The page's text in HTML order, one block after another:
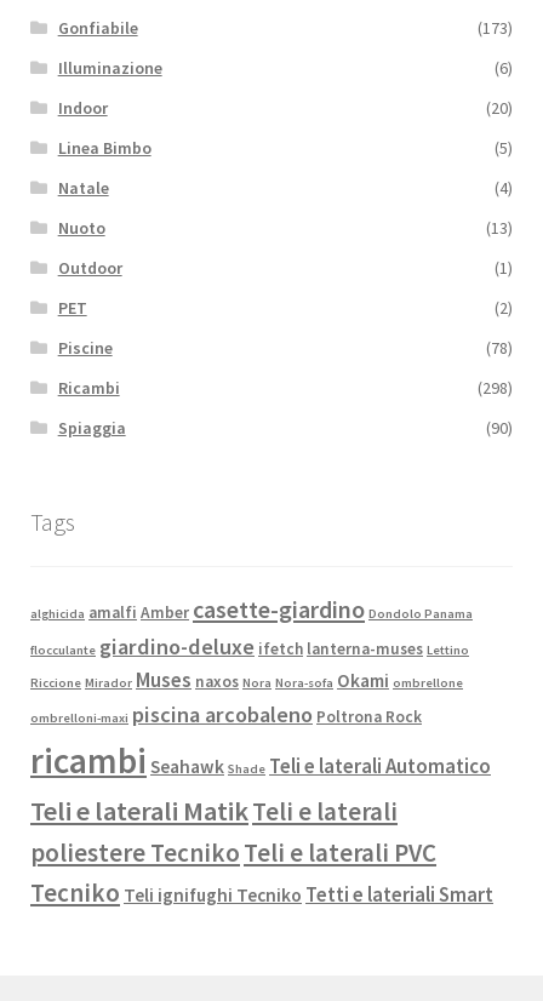
Gonfiabile
(173)
Illuminazione
(6)
Indoor
(20)
Linea Bimbo
(5)
Natale
(4)
Nuoto
(13)
Outdoor
(1)
PET
(2)
Piscine
(78)
Ricambi
(298)
Spiaggia
(90)
Tags
alghicida amalfi Amber casette-giardino Dondolo Panama
flocculante giardino-deluxe ifetch lanterna-muses Lettino
Riccione Mirador Muses naxos Nora Nora-sofa Okami ombrellone
ombrelloni-maxi piscina arcobaleno Poltrona Rock
ricambi Seahawk Shade Teli e laterali Automatico
Teli e laterali MatikTeli e laterali
poliestere TecnikoTeli e laterali PVC
Tecniko Teli ignifughi Tecniko Tetti e lateriali Smart